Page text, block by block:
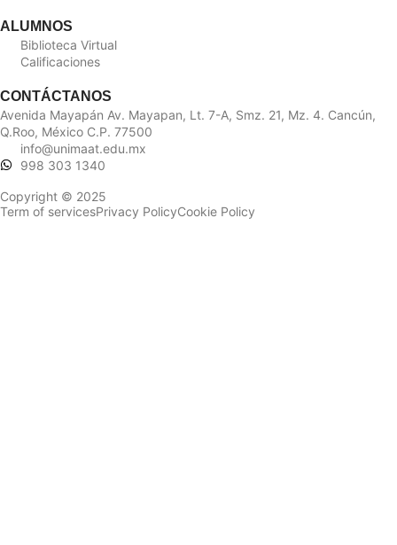
ALUMNOS
Biblioteca Virtual
Calificaciones
CONTÁCTANOS
Avenida Mayapán Av. Mayapan, Lt. 7-A, Smz. 21, Mz. 4. Cancún,
Q.Roo, México C.P. 77500
info@unimaat.edu.mx
998 303 1340
Copyright © 2025
Term of servicesPrivacy PolicyCookie Policy